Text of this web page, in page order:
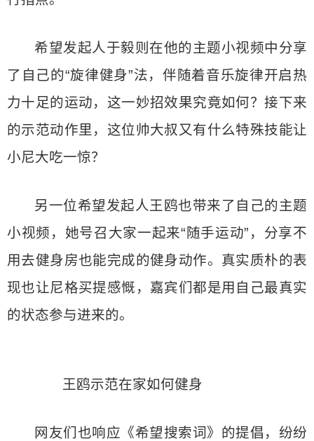
希望发起人于毅则在他的主题小视频中分享
了自己的“旋律健身”法，伴随着音乐旋律开启热
力十足的运动，这一妙招效果究竟如何？接下来
的示范动作里，这位帅大叔又有什么特殊技能让
小尼大吃一惊？
另一位希望发起人王鸥也带来了自己的主题
小视频，她号召大家一起来“随手运动”，分享不
用去健身房也能完成的健身动作。真实质朴的表
现也让尼格买提感慨，嘉宾们都是用自己最真实
的状态参与进来的。
王鸥示范在家如何健身
网友们也响应《希望搜索词》的提倡，纷纷